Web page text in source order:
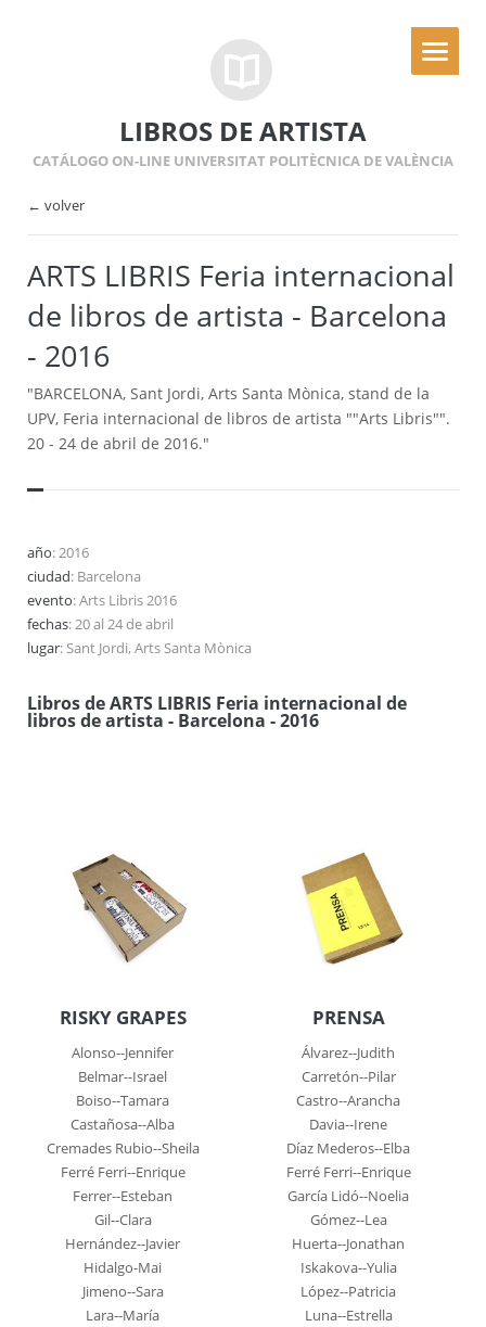
LIBROS DE ARTISTA
CATÁLOGO ON-LINE UNIVERSITAT POLITÈCNICA DE VALÈNCIA
← volver
ARTS LIBRIS Feria internacional
de libros de artista - Barcelona
- 2016
"BARCELONA, Sant Jordi, Arts Santa Mònica, stand de la
UPV, Feria internacional de libros de artista ""Arts Libris"".
20 - 24 de abril de 2016."
año: 2016
ciudad: Barcelona
evento: Arts Libris 2016
fechas: 20 al 24 de abril
lugar: Sant Jordi, Arts Santa Mònica
Libros de ARTS LIBRIS Feria internacional de
libros de artista - Barcelona - 2016
RISKY GRAPES
Alonso--Jennifer
Belmar--Israel
Boiso--Tamara
Castañosa--Alba
Cremades Rubio--Sheila
Ferré Ferri--Enrique
Ferrer--Esteban
Gil--Clara
Hernández--Javier
Hidalgo-Mai
Jimeno--Sara
Lara--María
PRENSA
Álvarez--Judith
Carretón--Pilar
Castro--Arancha
Davia--Irene
Díaz Mederos--Elba
Ferré Ferri--Enrique
García Lidó--Noelia
Gómez--Lea
Huerta--Jonathan
Iskakova--Yulia
López--Patricia
Luna--Estrella